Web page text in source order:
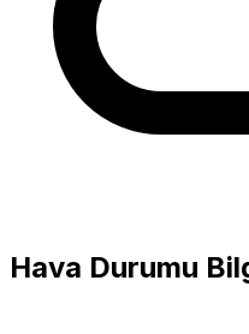
Hava Durumu